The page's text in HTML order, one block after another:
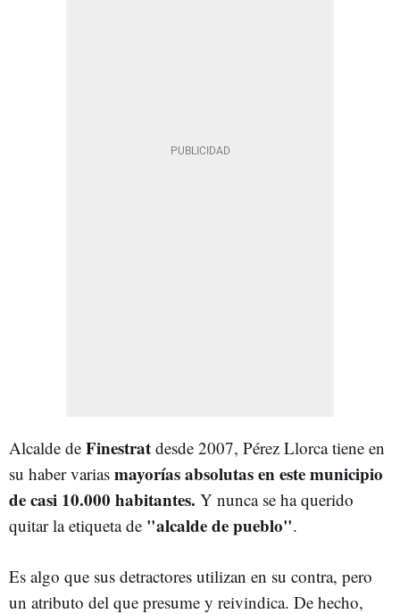
Alcalde de Finestrat desde 2007, Pérez Llorca tiene en
su haber varias mayorías absolutas en este municipio
de casi 10.000 habitantes. Y nunca se ha querido
quitar la etiqueta de "alcalde de pueblo".
Es algo que sus detractores utilizan en su contra, pero
un atributo del que presume y reivindica. De hecho,